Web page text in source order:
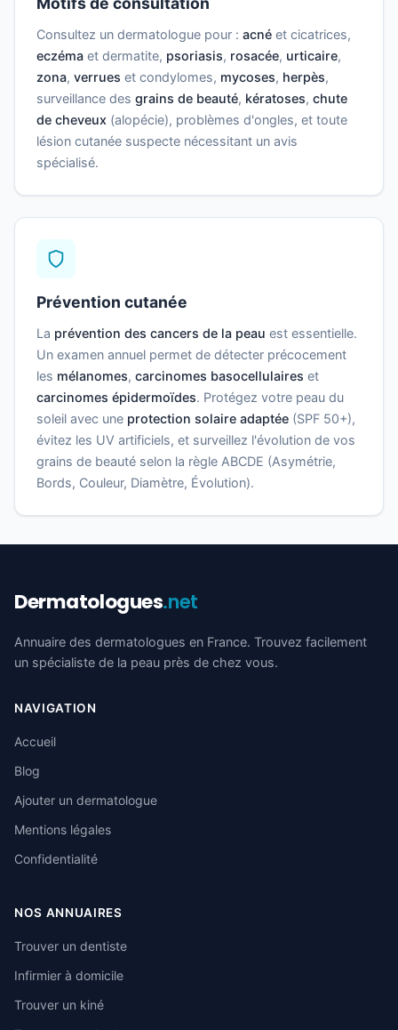
Consultez un dermatologue pour : acné et cicatrices,
eczéma et dermatite, psoriasis, rosacée, urticaire,
zona, verrues et condylomes, mycoses, herpès,
surveillance des grains de beauté, kératoses, chute
de cheveux (alopécie), problèmes d'ongles, et toute
lésion cutanée suspecte nécessitant un avis
spécialisé.
Prévention cutanée
La prévention des cancers de la peau est essentielle.
Un examen annuel permet de détecter précocement
les mélanomes, carcinomes basocellulaires et
carcinomes épidermoïdes. Protégez votre peau du
soleil avec une protection solaire adaptée (SPF 50+),
évitez les UV artificiels, et surveillez l'évolution de vos
grains de beauté selon la règle ABCDE (Asymétrie,
Bords, Couleur, Diamètre, Évolution).
Dermatologues.net
Annuaire des dermatologues en France. Trouvez facilement
un spécialiste de la peau près de chez vous.
NAVIGATION
Accueil
Blog
Ajouter un dermatologue
Mentions légales
Confidentialité
NOS ANNUAIRES
Trouver un dentiste
Infirmier à domicile
Trouver un kiné